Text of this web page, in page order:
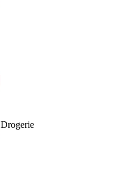
Drogerie